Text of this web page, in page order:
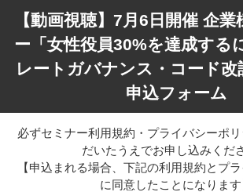
【動画視聴】7月6日開催 企
ー「女性役員30%を達成する
レートガバナンス・コード改
申込フォーム
必ずセミナー利用規約・プライバシーポ
だいたうえでお申し込みくだ
【申込まれる場合、下記の利用規約とプ
に同意したことになります